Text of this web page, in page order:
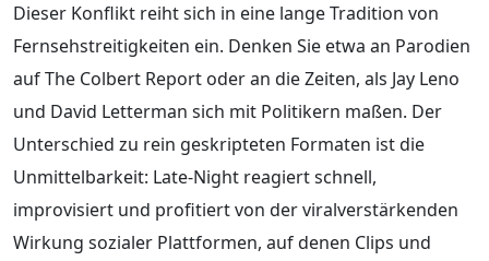
Dieser Konflikt reiht sich in eine lange Tradition von
Fernsehstreitigkeiten ein. Denken Sie etwa an Parodien
auf The Colbert Report oder an die Zeiten, als Jay Leno
und David Letterman sich mit Politikern maßen. Der
Unterschied zu rein geskripteten Formaten ist die
Unmittelbarkeit: Late-Night reagiert schnell,
improvisiert und profitiert von der viralverstärkenden
Wirkung sozialer Plattformen, auf denen Clips und